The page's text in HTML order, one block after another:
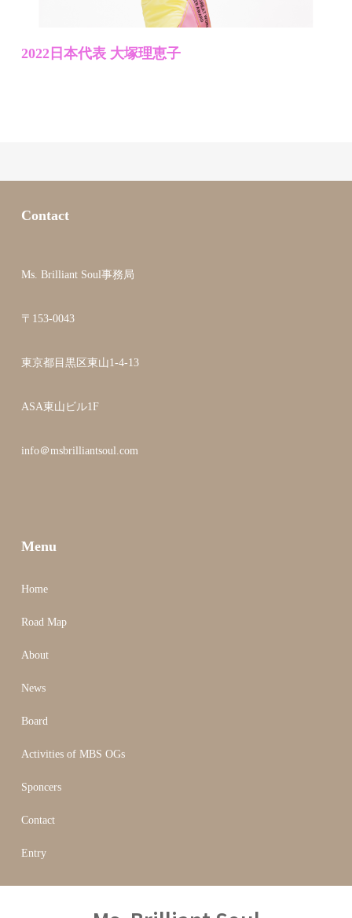
2022日本代表 大塚理恵子
Contact
Ms. Brilliant Soul事務局
〒153-0043
東京都目黒区東山1-4-13
ASA東山ビル1F
info＠msbrilliantsoul.com
Menu
Home
Road Map
About
News
Board
Activities of MBS OGs
Sponcers
Contact
Entry